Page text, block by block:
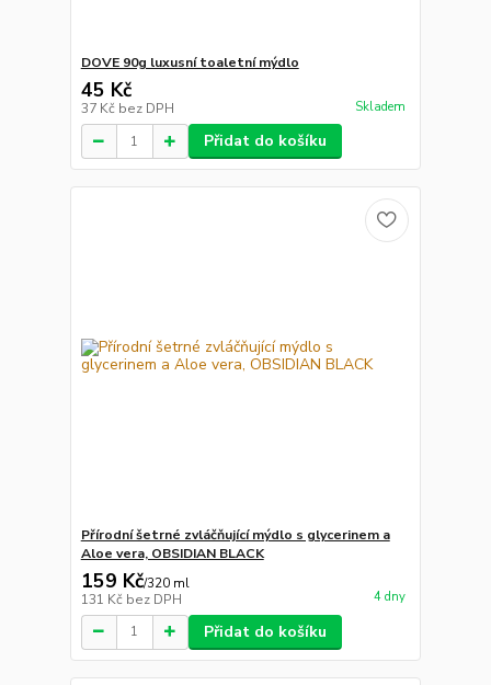
DOVE 90g luxusní toaletní mýdlo
45 Kč
37 Kč bez DPH Skladem
Přidat do košíku
Přírodní šetrné zvláčňující mýdlo s glycerinem a
Aloe vera, OBSIDIAN BLACK
159 Kč/320 ml
131 Kč bez DPH 4 dny
Přidat do košíku